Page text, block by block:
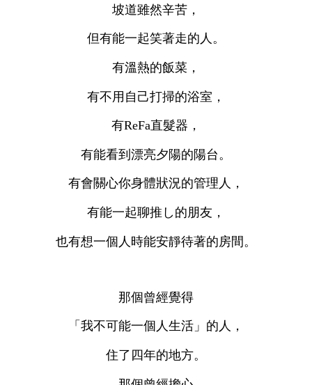
坡道雖然辛苦，
但有能一起笑著走的人。
有溫熱的飯菜，
有不用自己打掃的浴室，
有ReFa直髮器，
有能看到漂亮夕陽的陽台。
有會關心你身體狀況的管理人，
有能一起聊推し的朋友，
也有想一個人時能安靜待著的房間。
那個曾經覺得
「我不可能一個人生活」的人，
住了四年的地方。